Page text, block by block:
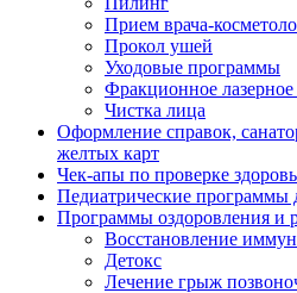
Прием врача-
Прокол ушей
Уходовые программы
Фракционное
Чистка лица
Оформление справок,
желтых карт
Чек-апы по проверке
Педиатрические программы
Программы оздоровления и
Восстановление
Детокс
Лечение грыж